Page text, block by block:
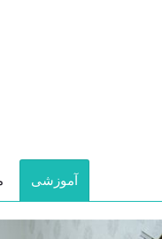
آموزشی